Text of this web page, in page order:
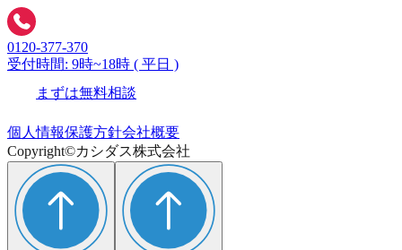
0120-377-370
受付時間: 9時~18時 ( 平日 )
まずは無料相談
個人情報保護方針会社概要
Copyright©カシダス株式会社